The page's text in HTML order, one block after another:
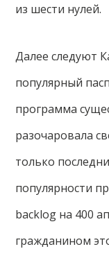
из шести нулей.
Далее следуют
популярный
программа
разочаровала
только
популярности
backlog на 400
гражданином